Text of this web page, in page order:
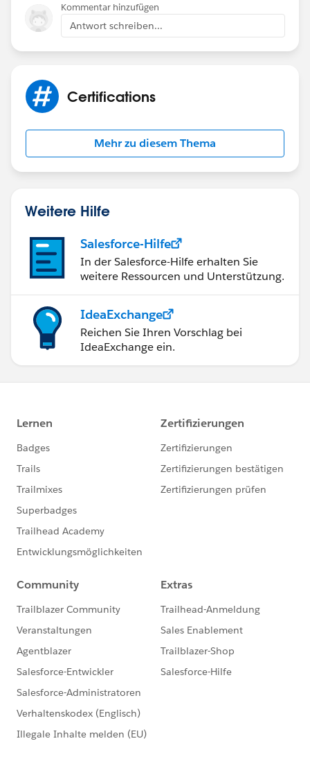
Kommentar hinzufügen
Antwort schreiben...
Certifications
Mehr zu diesem Thema
Weitere Hilfe
Salesforce-Hilfe
In der Salesforce-Hilfe erhalten Sie
weitere Ressourcen und Unterstützung.
IdeaExchange
Reichen Sie Ihren Vorschlag bei
IdeaExchange ein.